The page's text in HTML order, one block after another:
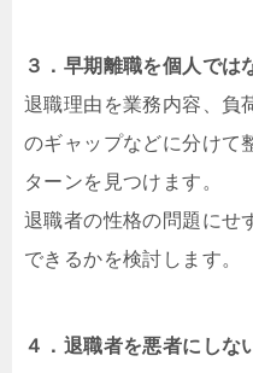
３．早期離職を個人では
退職理由を業務内容、負
のギャップなどに分けて
ターンを見つけます。
退職者の性格の問題にせ
できるかを検討します。
４．退職者を悪者にしな